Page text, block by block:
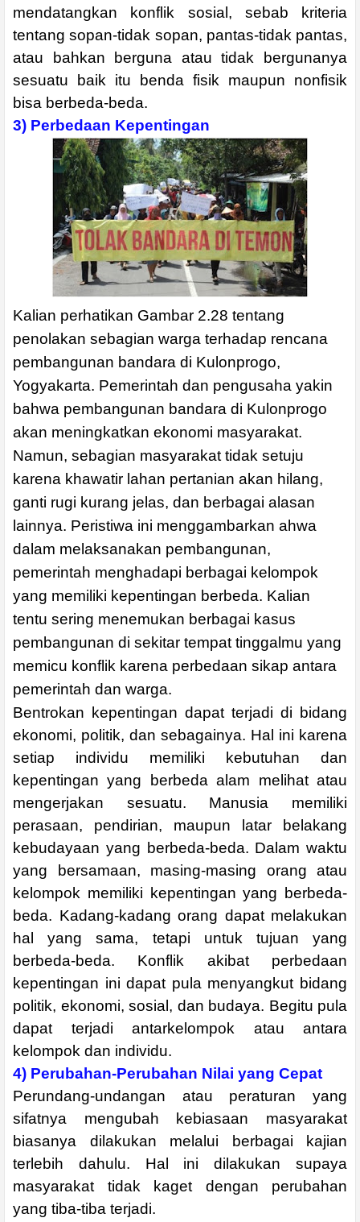
mendatangkan konflik sosial, sebab kriteria
tentang sopan-tidak sopan, pantas-tidak pantas,
atau bahkan berguna atau tidak bergunanya
sesuatu baik itu benda fisik maupun nonfisik
bisa berbeda-beda.
3) Perbedaan Kepentingan
Kalian perhatikan Gambar 2.28 tentang
penolakan sebagian warga terhadap rencana
pembangunan bandara di Kulonprogo,
Yogyakarta. Pemerintah dan pengusaha yakin
bahwa pembangunan bandara di Kulonprogo
akan meningkatkan ekonomi masyarakat.
Namun, sebagian masyarakat tidak setuju
karena khawatir lahan pertanian akan hilang,
ganti rugi kurang jelas, dan berbagai alasan
lainnya. Peristiwa ini menggambarkan ahwa
dalam melaksanakan pembangunan,
pemerintah menghadapi berbagai kelompok
yang memiliki kepentingan berbeda. Kalian
tentu sering menemukan berbagai kasus
pembangunan di sekitar tempat tinggalmu yang
memicu konflik karena perbedaan sikap antara
pemerintah dan warga.
Bentrokan kepentingan dapat terjadi di bidang
ekonomi, politik, dan sebagainya. Hal ini karena
setiap individu memiliki kebutuhan dan
kepentingan yang berbeda alam melihat atau
mengerjakan sesuatu. Manusia memiliki
perasaan, pendirian, maupun latar belakang
kebudayaan yang berbeda-beda. Dalam waktu
yang bersamaan, masing-masing orang atau
kelompok memiliki kepentingan yang berbeda-
beda. Kadang-kadang orang dapat melakukan
hal yang sama, tetapi untuk tujuan yang
berbeda-beda. Konflik akibat perbedaan
kepentingan ini dapat pula menyangkut bidang
politik, ekonomi, sosial, dan budaya. Begitu pula
dapat terjadi antarkelompok atau antara
kelompok dan individu.
4) Perubahan-Perubahan Nilai yang Cepat
Perundang-undangan atau peraturan yang
sifatnya mengubah kebiasaan masyarakat
biasanya dilakukan melalui berbagai kajian
terlebih dahulu. Hal ini dilakukan supaya
masyarakat tidak kaget dengan perubahan
yang tiba-tiba terjadi.